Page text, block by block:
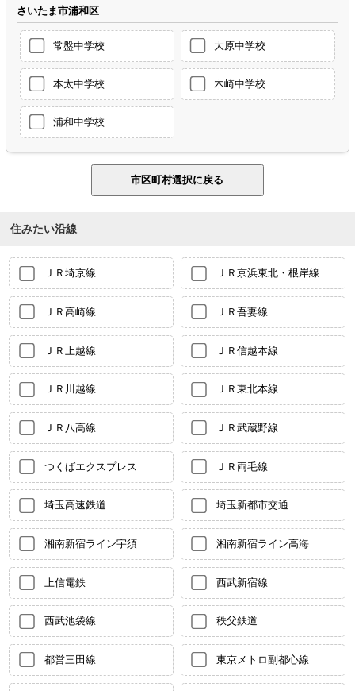
さいたま市浦和区
常盤中学校 大原中学校
本太中学校 木崎中学校
浦和中学校
住みたい沿線
ＪＲ埼京線 ＪＲ京浜東北・根岸線
ＪＲ高崎線 ＪＲ吾妻線
ＪＲ上越線 ＪＲ信越本線
ＪＲ川越線 ＪＲ東北本線
ＪＲ八高線 ＪＲ武蔵野線
つくばエクスプレス ＪＲ両毛線
埼玉高速鉄道 埼玉新都市交通
湘南新宿ライン宇須 湘南新宿ライン高海
上信電鉄 西武新宿線
西武池袋線 秩父鉄道
都営三田線 東京メトロ副都心線